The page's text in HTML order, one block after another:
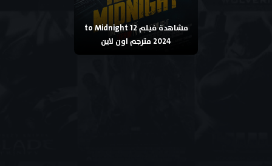
مشاهدة فيلم 12 to Midnight
2024 مترجم اون لاين